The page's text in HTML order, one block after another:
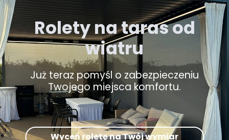
Rolety na taras od
wiatru
Już teraz pomyśl o zabezpieczeniu
Twojego miejsca komfortu.
Wyceń roletę na Twój wymiar